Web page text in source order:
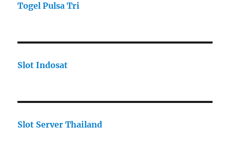
Togel Pulsa Tri
Slot Indosat
Slot Server Thailand